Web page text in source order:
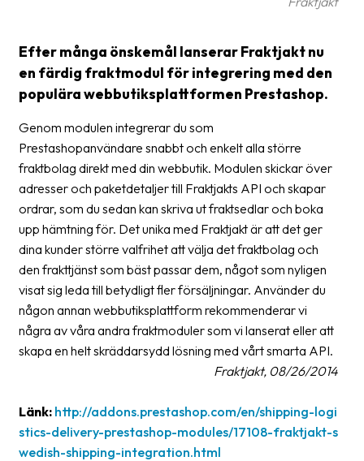
About
the
About
Fraktjakt
Media
Coworkers
Job
&
career
us
Terms
Efter många önskemål lanserar Fraktjakt nu
en färdig fraktmodul för integrering med den
populära webbutiksplattformen Prestashop.
Genom modulen integrerar du som
Prestashopanvändare snabbt och enkelt alla större
fraktbolag direkt med din webbutik. Modulen skickar över
adresser och paketdetaljer till Fraktjakts API och skapar
ordrar, som du sedan kan skriva ut fraktsedlar och boka
upp hämtning för. Det unika med Fraktjakt är att det ger
dina kunder större valfrihet att välja det fraktbolag och
den frakttjänst som bäst passar dem, något som nyligen
visat sig leda till betydligt fler försäljningar. Använder du
någon annan webbutiksplattform rekommenderar vi
några av våra andra fraktmoduler som vi lanserat eller att
skapa en helt skräddarsydd lösning med vårt smarta API.
Fraktjakt, 08/26/2014
Länk: http://addons.prestashop.com/en/shipping-logi
stics-delivery-prestashop-modules/17108-fraktjakt-s
wedish-shipping-integration.html